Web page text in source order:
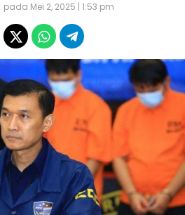
pada Mei 2, 2025 | 1:53 pm